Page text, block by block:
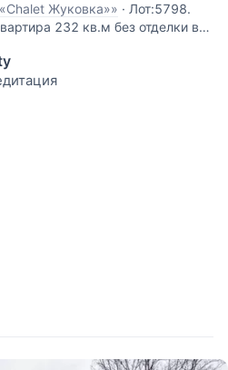
Жуковка»» · Лот:5798.
232 кв.м без отделки в
можно
гостиную с отличным балконом,
с ванными комнатами и
на парк и